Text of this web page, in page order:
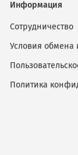
Информация
Сотрудничество
Условия обмена
Политика